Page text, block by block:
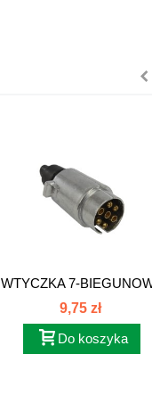
WTYCZKA 7-
METALOWA W7M
9,75 zł
Do koszyka